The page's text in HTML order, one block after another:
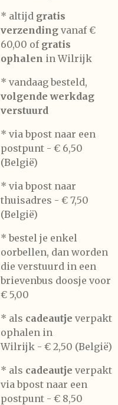
* altijd gratis
verzending vanaf €
60,00 of gratis
ophalen in Wilrijk
* vandaag besteld,
volgende werkdag
verstuurd
* via bpost naar een
postpunt - € 6,50
(België)
* via bpost naar
thuisadres - € 7,50
(België)
* bestel je enkel
oorbellen, dan worden
die verstuurd in een
brievenbus doosje voor
€ 5,00
* als cadeautje verpakt
ophalen in
Wilrijk - € 2,50 (België)
* als cadeautje verpakt
via bpost naar een
postpunt - € 8,50